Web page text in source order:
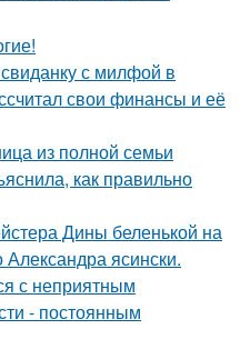
с милфой в
свои финансы и её
из полной семьи
как правильно
Дины беленькой на
Александра ясински.
с неприятным
- постоянным